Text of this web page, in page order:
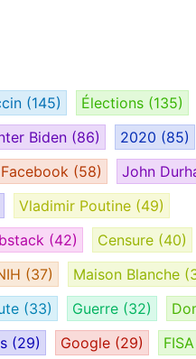
(145) Élections (135)
Biden (86) 2020 (85)
Facebook (58) John
Vladimir Poutine (49)
(42) Censure (40)
(37) Maison Blanche
(33) Guerre (32)
(29) Google (29) FISA